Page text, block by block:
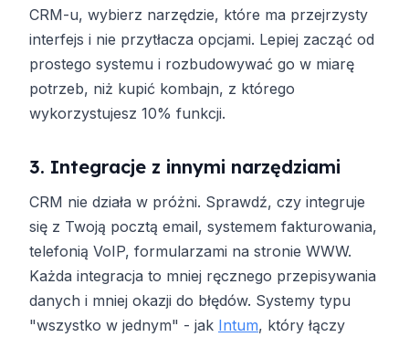
CRM-u, wybierz narzędzie, które ma przejrzysty
interfejs i nie przytłacza opcjami. Lepiej zacząć od
prostego systemu i rozbudowywać go w miarę
potrzeb, niż kupić kombajn, z którego
wykorzystujesz 10% funkcji.
3. Integracje z innymi narzędziami
CRM nie działa w próżni. Sprawdź, czy integruje
się z Twoją pocztą email, systemem fakturowania,
telefonią VoIP, formularzami na stronie WWW.
Każda integracja to mniej ręcznego przepisywania
danych i mniej okazji do błędów. Systemy typu
"wszystko w jednym" - jak Intum, który łączy